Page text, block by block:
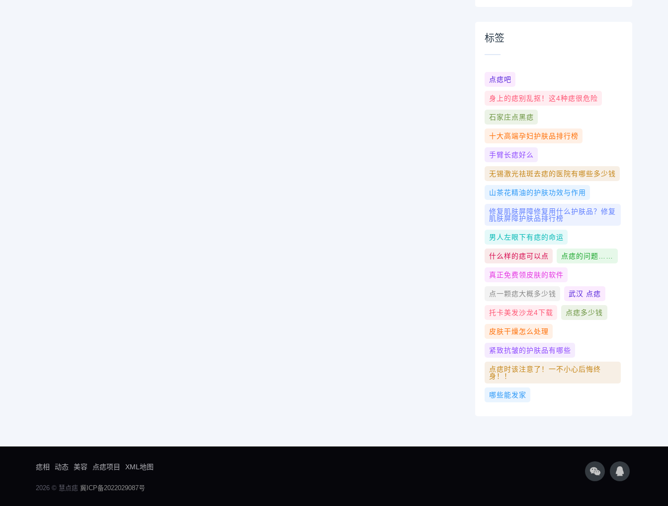
标签
点痣吧
身上的痣别乱抠！这4种痣很危险
石家庄点黑痣
十大高端孕妇护肤品排行榜
手臂长痣好么
无锡激光祛斑去痣的医院有哪些多少钱
山茶花精油的护肤功效与作用
修复肌肤屏障修复用什么护肤品？修复
肌肤屏障护肤品排行榜
男人左眼下有痣的命运
什么样的痣可以点 点痣的问题……
真正免费领皮肤的软件
点一颗痣大概多少钱 武汉 点痣
托卡美发沙龙4下载 点痣多少钱
皮肤干燥怎么处理
紧致抗皱的护肤品有哪些
点痣时该注意了！一不小心后悔终
身！！
哪些能发家
痣相 动态 美容 点痣项目 XML地图
2026 © 慧点痣 冀ICP备2022029087号